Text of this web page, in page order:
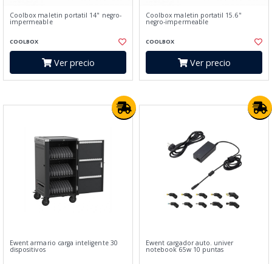
Coolbox maletin portatil 14" negro-
impermeable
COOLBOX
Ver precio
Coolbox maletin portatil 15.6"
negro-impermeable
COOLBOX
Ver precio
Ewent armario carga inteligente 30
dispositivos
Ewent cargador auto. univer
notebook 65w 10 puntas